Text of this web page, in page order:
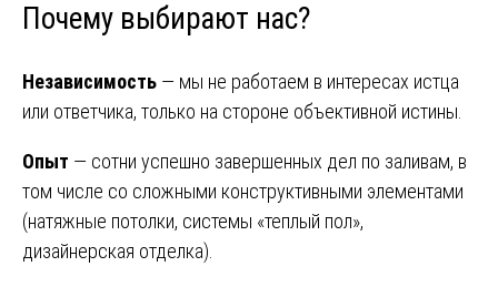
Почему выбирают нас?
Независимость — мы не работаем в интересах истца
или ответчика, только на стороне объективной истины.
Опыт — сотни успешно завершенных дел по заливам, в
том числе со сложными конструктивными элементами
(натяжные потолки, системы «теплый пол»,
дизайнерская отделка).